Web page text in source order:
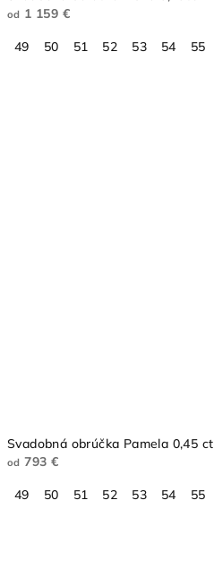
od 1 159 €
49 50 51 52 53 54 55
Svadobná obrúčka Pamela 0,45 ct
od 793 €
49 50 51 52 53 54 55